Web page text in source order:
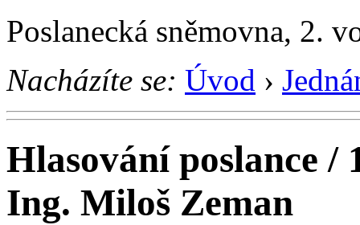
Poslanecká sněmovna, 2.
Nacházíte se: Úvod ›
Hlasování poslance /
Ing. Miloš Zeman